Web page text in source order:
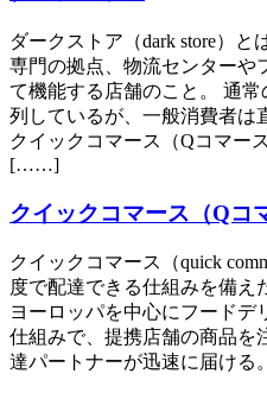
ダークストア（dark store）
専門の拠点、物流センターや
て機能する店舗のこと。 通
列しているが、一般消費者は
クイックコマース（Qコマー
[……]
クイックコマース（Qコ
クイックコマース（quick
度で配達できる仕組みを備え
ヨーロッパを中心にフードデ
仕組みで、提携店舗の商品を
達パートナーが迅速に届け